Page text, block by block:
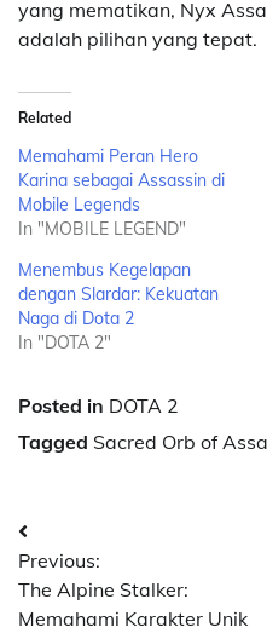
yang mematikan, Nyx
adalah pilihan yang tepat.
Related
Memahami Peran Hero
Karina sebagai Assassin di
Mobile Legends
In "MOBILE LEGEND"
Menembus Kegelapan
dengan Slardar: Kekuatan
Naga di Dota 2
In "DOTA 2"
Posted in DOTA 2
Tagged Sacred Orb of
Post
navigation
Previous:
The Alpine Stalker:
Memahami Karakter Unik